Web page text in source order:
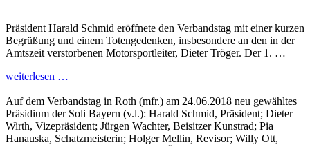
Präsident Harald Schmid eröffnete den Verbandstag mit einer kurzen
Begrüßung und einem Totengedenken, insbesondere an den in der
Amtszeit verstorbenen Motorsportleiter, Dieter Tröger. Der 1. …
weiterlesen …
Auf dem Verbandstag in Roth (mfr.) am 24.06.2018 neu gewähltes
Präsidium der Soli Bayern (v.l.): Harald Schmid, Präsident; Dieter
Wirth, Vizepräsident; Jürgen Wachter, Beisitzer Kunstrad; Pia
Hanauska, Schatzmeisterin; Holger Mellin, Revisor; Willy Ott,